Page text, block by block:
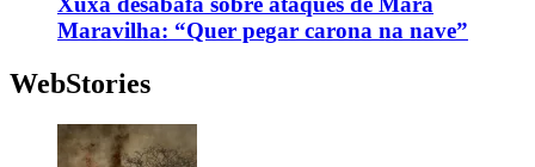
Maravilha: “Quer pegar carona na nave”
WebStories